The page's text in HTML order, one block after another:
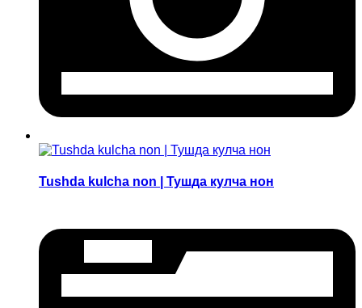
Tushda kulcha non | Тушда кулча нон